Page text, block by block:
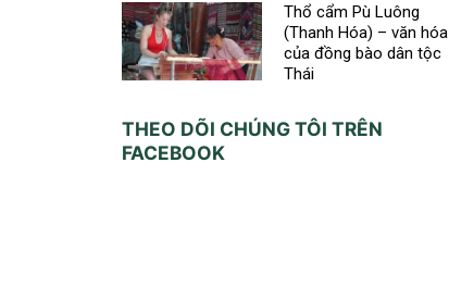
Thổ cẩm Pù Luông
(Thanh Hóa) – văn hóa
của đồng bào dân tộc
Thái
THEO DÕI CHÚNG TÔI TRÊN
FACEBOOK